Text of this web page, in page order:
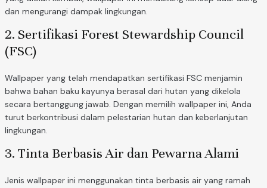
dan mengurangi dampak lingkungan.
2. Sertifikasi Forest Stewardship Council
(FSC)
Wallpaper yang telah mendapatkan sertifikasi FSC menjamin
bahwa bahan baku kayunya berasal dari hutan yang dikelola
secara bertanggung jawab. Dengan memilih wallpaper ini, Anda
turut berkontribusi dalam pelestarian hutan dan keberlanjutan
lingkungan.
3. Tinta Berbasis Air dan Pewarna Alami
Jenis wallpaper ini menggunakan tinta berbasis air yang ramah